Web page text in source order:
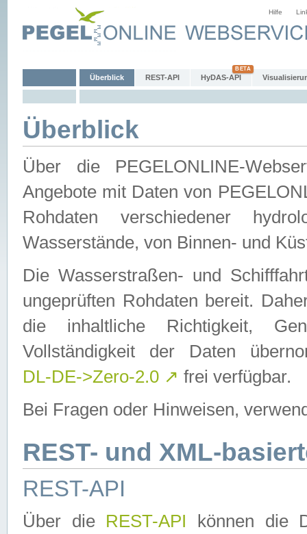
Hilfe
Überblick REST-API HyDAS-API
Überblick
Über die PEGELONLINE-
Angebote mit Daten von
Rohdaten verschiedener
Wasserstände, von Binnen- und
Die Wasserstraßen- und
ungeprüften Rohdaten bereit.
die inhaltliche Richtigkeit,
Vollständigkeit der Daten
DL-DE->Zero-2.0 ↗ frei verfügbar.
Bei Fragen oder Hinweisen,
REST- und XML-
REST-API
Über die REST-API können die